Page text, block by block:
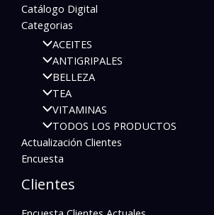
Catálogo Digital
Categorias
ACEITES
ANTIGRIPALES
BELLEZA
TEA
VITAMINAS
TODOS LOS PRODUCTOS
Actualización Clientes
Encuesta
Clientes